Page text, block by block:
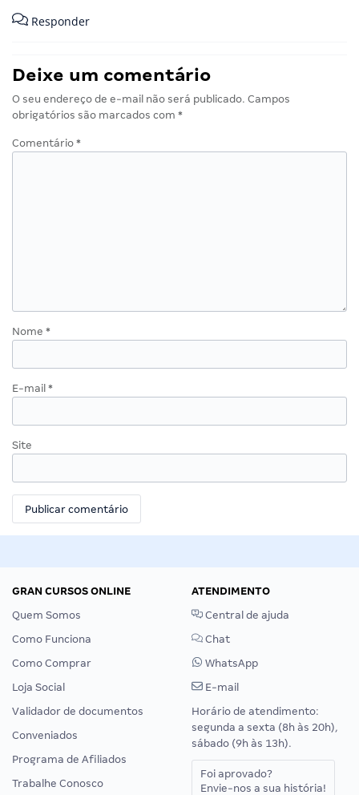
Responder
Deixe um comentário
O seu endereço de e-mail não será publicado. Campos
obrigatórios são marcados com *
Comentário *
Nome *
E-mail *
Site
GRAN CURSOS ONLINE
Quem Somos
Como Funciona
Como Comprar
Loja Social
Validador de documentos
Conveniados
Programa de Afiliados
Trabalhe Conosco
ATENDIMENTO
Central de ajuda
Chat
WhatsApp
E-mail
Horário de atendimento:
segunda a sexta (8h às 20h),
sábado (9h às 13h).
Foi aprovado?
Envie-nos a sua história!